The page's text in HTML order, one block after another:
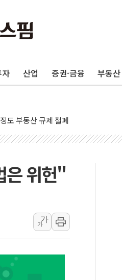
산업 증권·금융 부동산
까지 최대 3.5m 높은 물결
부, 비상대응기구 가동
피서객 7명 고립…전원 구조
페르세우스 유성우 관측
질환 여부 조사
중 편성…체감온도 38도 넘으면 중단
전면 재검토 지시
강한 비...가뭄 해소될 듯
곳 소나기
스스로 원칙 뒤집는 것"
35도, 곳곳 소나기
…피해자들 '범죄 사각지대' 우려
은 위헌"
가
가